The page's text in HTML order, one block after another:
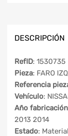
DESCRIPCIÓN
RefID: 1530735
Pieza: FARO
Referencia
Vehículo:
Año fabricación
2013 2014
Estado: